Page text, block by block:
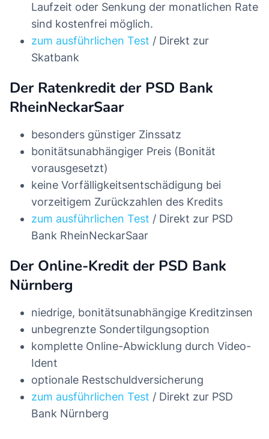
Laufzeit oder Senkung der monatlichen Rate
sind kostenfrei möglich.
zum ausführlichen Test / Direkt zur
Skatbank
Der Ratenkredit der PSD Bank
RheinNeckarSaar
besonders günstiger Zinssatz
bonitätsunabhängiger Preis (Bonität
vorausgesetzt)
keine Vorfälligkeitsentschädigung bei
vorzeitigem Zurückzahlen des Kredits
zum ausführlichen Test / Direkt zur PSD
Bank RheinNeckarSaar
Der Online-Kredit der PSD Bank
Nürnberg
niedrige, bonitätsunabhängige Kreditzinsen
unbegrenzte Sondertilgungsoption
komplette Online-Abwicklung durch Video-
Ident
optionale Restschuldversicherung
zum ausführlichen Test / Direkt zur PSD
Bank Nürnberg